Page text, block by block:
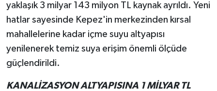
yaklaşık 3 milyar 143 milyon TL kaynak ayrıldı. Yeni
hatlar sayesinde Kepez'in merkezinden kırsal
mahallelerine kadar içme suyu altyapısı
yenilenerek temiz suya erişim önemli ölçüde
güçlendirildi.
KANALİZASYON ALTYAPISINA 1 MİLYAR TL